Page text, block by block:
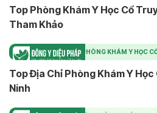
Top Phòng Khám Y Học Cổ
Tham Khảo
TOP ĐỊA CHỈ PHÒNG KHÁM Y HỌC
Top Địa Chỉ Phòng Khám Y
Ninh